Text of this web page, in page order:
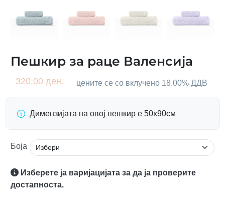
Пешкир за раце Валенсија
320.00 ден. цените се со вклучено 18.00% ДДВ
Димензијата на овој пешкир е 50x90см
Боја
Изберете ја варијацијата за да ја проверите
достапноста.